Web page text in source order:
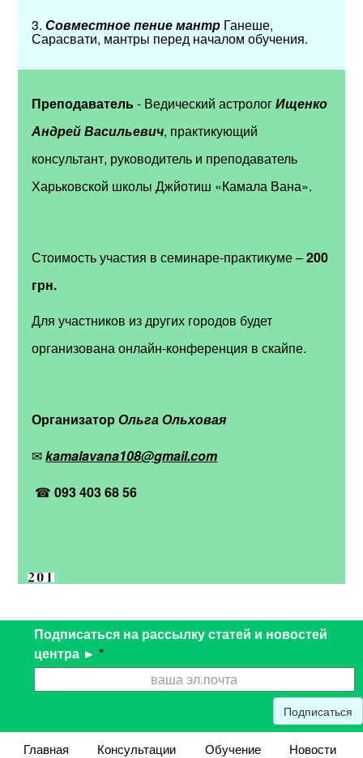
3.Совместное пение мантр Ганеше,
Сарасвати, мантры перед началом обучения.
Преподаватель- Ведический астрологИщенко
Андрей Васильевич, практикующий
консультант, руководитель и преподаватель
Харьковской школы Джйотиш «Камала Вана».
Стоимость участия в семинаре-практикуме–200
грн.
Для участников из других городов будет
организована онлайн-конференция в скайпе.
ОрганизаторОльга Ольховая
✉kamalavana108@gmail.com
☎093 403 68 56
Подписаться на рассылку статей и новостей
центра ► *
Подписаться
Главная Консультации Обучение
Новости